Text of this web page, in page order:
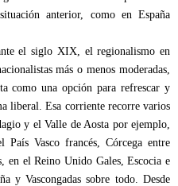
anterior, como en España
el siglo XIX, el regionalismo en
más o menos moderadas,
como una opción para refrescar y
liberal. Esa corriente recorre varios
y el Valle de Aosta por ejemplo,
Vasco francés, Córcega entre
en el Reino Unido Gales, Escocia e
y Vascongadas sobre todo. Desde